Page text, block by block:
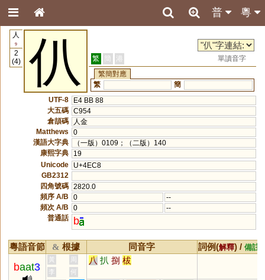
粵
普
人
9
2
(4)
仈 繁 簡 港
單讀音字
繁簡對應
繁
簡
UTF-8
E4 BB 88
大五碼 C954
倉頡碼
人金
Matthews
0
漢語大字典
（一版）0109；（二版）140
康熙字典
19
Unicode
U+4EC8
GB2312
四角號碼 2820.0
頻序 A/B
0
--
頻次 A/B
0
--
普通話
b
粵語音節 & 根據 同音字 詞例(解釋) / 備註
baat3
黃 周 八 扒 捌 柭
李
何